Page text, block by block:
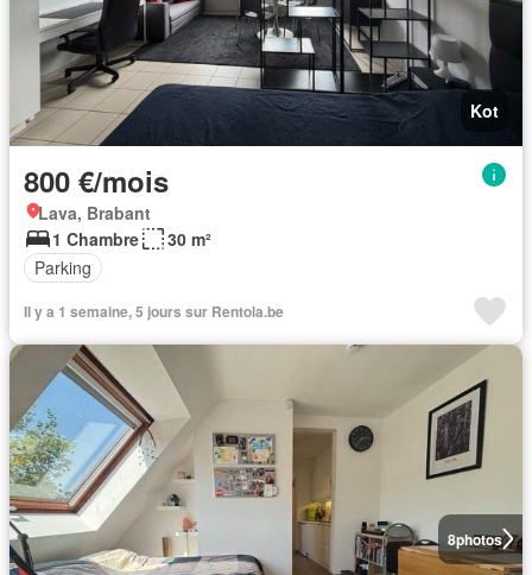
Kot
800 €/mois
Lava, Brabant
1 Chambre
30 m²
Parking
Il y a 1 semaine, 5 jours sur Rentola.be
8photos